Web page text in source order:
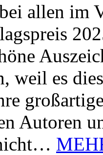
allen im
weil es
Autoren